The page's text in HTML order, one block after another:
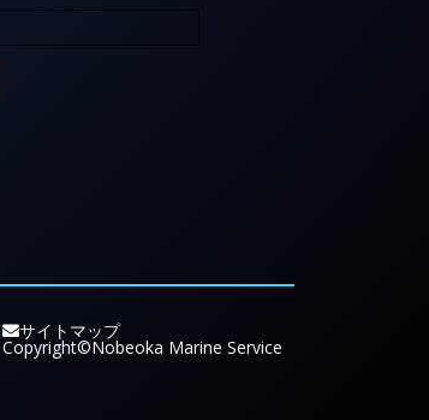
サイトマップ
Copyright©Nobeoka Marine Service